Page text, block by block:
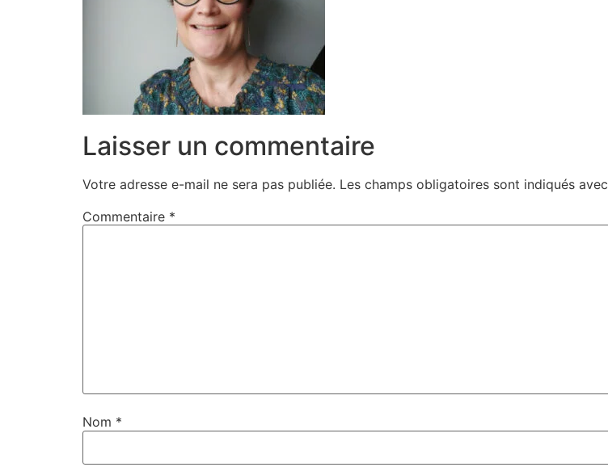
Laisser un commentaire
Votre adresse e-mail ne sera pas publiée. Les champs obligatoires sont indiqués avec
Commentaire *
Nom *